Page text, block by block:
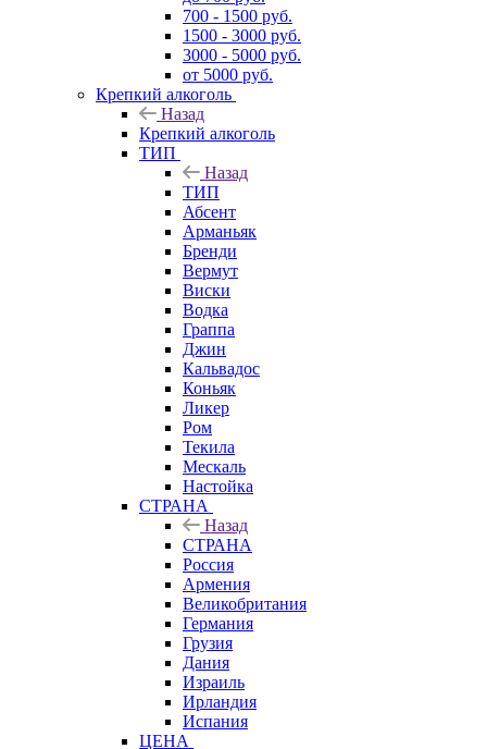
700 - 1500 руб.
1500 - 3000 руб.
3000 - 5000 руб.
от 5000 руб.
Крепкий алкоголь
Назад
Крепкий алкоголь
ТИП
Назад
ТИП
Абсент
Арманьяк
Бренди
Вермут
Виски
Водка
Граппа
Джин
Кальвадос
Коньяк
Ликер
Ром
Текила
Мескаль
Настойка
СТРАНА
Назад
СТРАНА
Россия
Армения
Великобритания
Германия
Грузия
Дания
Израиль
Ирландия
Испания
ЦЕНА